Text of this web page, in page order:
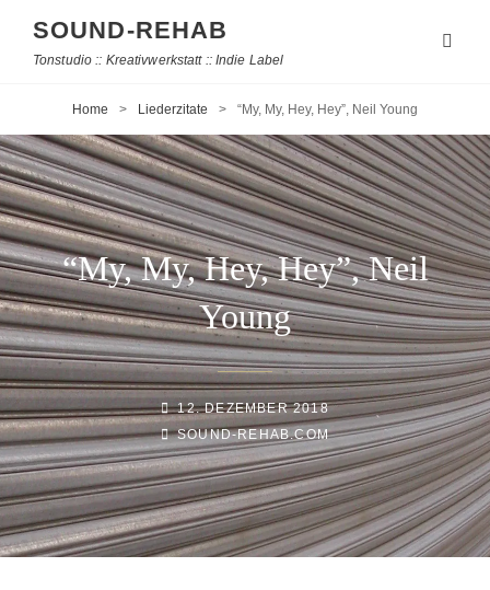
SOUND-REHAB
Tonstudio :: Kreativwerkstatt :: Indie Label
Home > Liederzitate > “My, My, Hey, Hey”, Neil Young
“My, My, Hey, Hey”, Neil
Young
POSTED-
ON
12. DEZEMBER 2018
BY
LINE
BYLINE
SOUND-REHAB.COM